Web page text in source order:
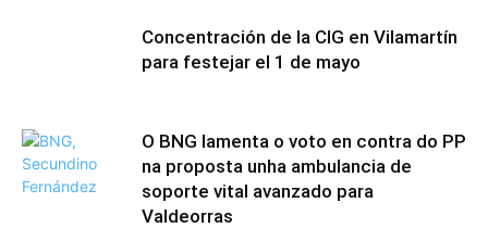
Concentración de la CIG en Vilamartín
para festejar el 1 de mayo
O BNG lamenta o voto en contra do PP
na proposta unha ambulancia de
soporte vital avanzado para
Valdeorras